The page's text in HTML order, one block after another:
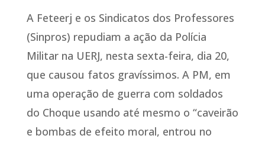
A Feteerj e os Sindicatos dos Professores
(Sinpros) repudiam a ação da Polícia
Militar na UERJ, nesta sexta-feira, dia 20,
que causou fatos gravíssimos. A PM, em
uma operação de guerra com soldados
do Choque usando até mesmo o “caveirão
e bombas de efeito moral, entrou no